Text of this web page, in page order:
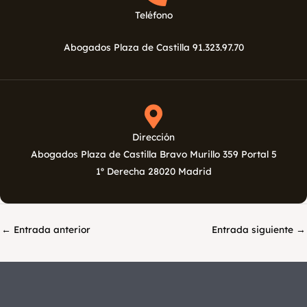
Teléfono
Abogados Plaza de Castilla 91.323.97.70
Dirección
Abogados Plaza de Castilla Bravo Murillo 359 Portal 5
1º Derecha 28020 Madrid
← Entrada anterior Entrada siguiente →